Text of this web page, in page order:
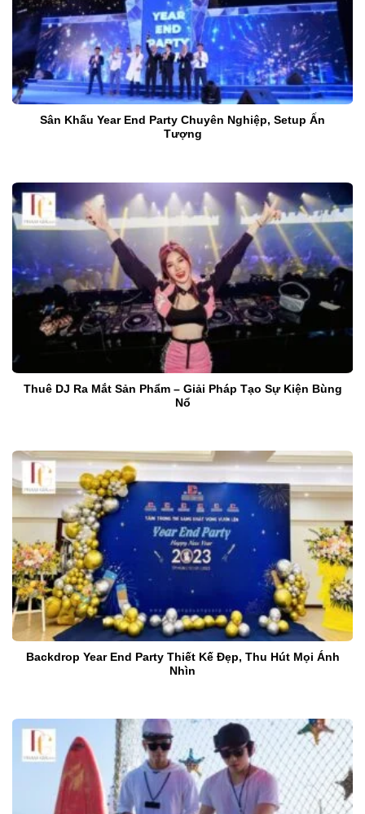
Sân Khấu Year End Party Chuyên Nghiệp, Setup Ấn
Tượng
Thuê DJ Ra Mắt Sản Phẩm – Giải Pháp Tạo Sự Kiện Bùng
Nổ
Backdrop Year End Party Thiết Kế Đẹp, Thu Hút Mọi Ánh
Nhìn